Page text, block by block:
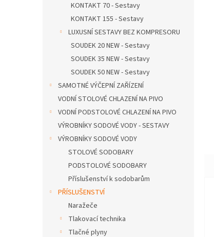
KONTAKT 70 - Sestavy
KONTAKT 155 - Sestavy
LUXUSNÍ SESTAVY BEZ KOMPRESORU
SOUDEK 20 NEW - Sestavy
SOUDEK 35 NEW - Sestavy
SOUDEK 50 NEW - Sestavy
SAMOTNÉ VÝČEPNÍ ZAŘÍZENÍ
VODNÍ STOLOVÉ CHLAZENÍ NA PIVO
VODNÍ PODSTOLOVÉ CHLAZENÍ NA PIVO
VÝROBNÍKY SODOVÉ VODY - SESTAVY
VÝROBNÍKY SODOVÉ VODY
STOLOVÉ SODOBARY
PODSTOLOVÉ SODOBARY
Příslušenství k sodobarům
PŘÍSLUŠENSTVÍ
Naražeče
Tlakovací technika
Tlačné plyny